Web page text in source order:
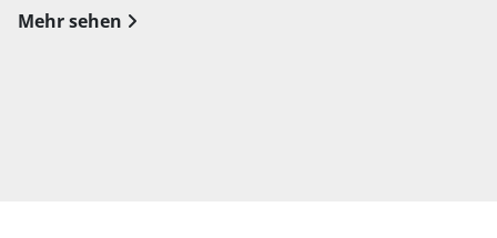
Mehr sehen